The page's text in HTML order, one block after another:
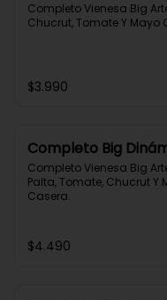
Completo Vienesa Big
Chucrut, Tomate Y Mayo
$3.990
Completo Big
Completo Vienesa Big
Palta, Tomate, Chucrut Y
Casera.
$4.490